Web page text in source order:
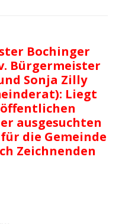
Bochinger
Bürgermeister
Sonja Zilly
Liegt
ausgesuchten
die Gemeinde
Zeichnenden